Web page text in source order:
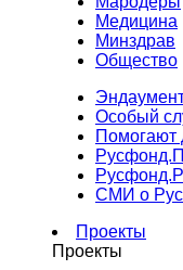
Медицина
Минздрав
Общество
Особый
Помогают
СМИ о
Проекты
Проекты